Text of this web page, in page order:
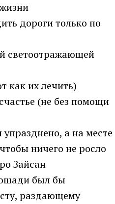
дороги только по
светоотражающей
как их лечить)
(не без помощи
а на месте
ничего не росло
Зайсан
был бы
раздающему